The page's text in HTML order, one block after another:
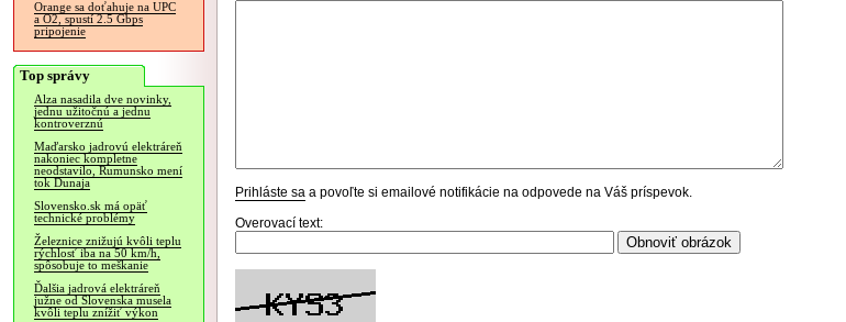
Orange sa doťahuje na UPC
a O2, spustí 2.5 Gbps
pripojenie
Top správy
Alza nasadila dve novinky,
jednu užitočnú a jednu
kontroverznú
Maďarsko jadrovú elektráreň
nakoniec kompletne
neodstavilo, Rumunsko mení
tok Dunaja
Slovensko.sk má opäť
technické problémy
Železnice znižujú kvôli teplu
rýchlosť iba na 50 km/h,
spôsobuje to meškanie
Ďalšia jadrová elektráreň
južne od Slovenska musela
kvôli teplu znížiť výkon
Prihláste sa a povoľte si emailové notifikácie na odpovede na Váš príspevok.
Overovací text: